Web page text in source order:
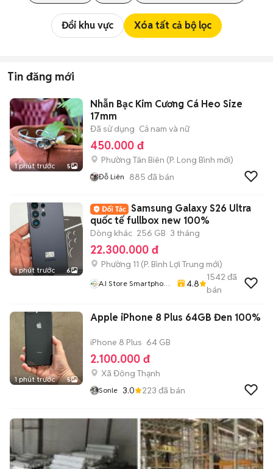
Đổi khu vực Xóa tất cả bộ lọc
Tin đăng mới
1 phút trước 5
Nhẫn Bạc Kim Cương Cá Heo Size
17mm
Đã sử dụng Cả nam và nữ
450.000 đ
Phường Tân Biên (P. Long Bình mới)
Đỗ Liên 885 đã bán
1 phút trước 6
Samsung Galaxy S26 Ultra
quốc tế fullbox new 100%
Dòng khác 256 GB 3 tháng
22.300.000 đ
Phường 11 (P. Bình Lợi Trung mới)
A.i Store Smartphone
4.8
1542 đã
bán
1 phút trước 5
Apple iPhone 8 Plus 64GB Đen 100%
iPhone 8 Plus 64 GB
2.100.000 đ
Xã Đông Thạnh
Sonle 3.0 223 đã bán